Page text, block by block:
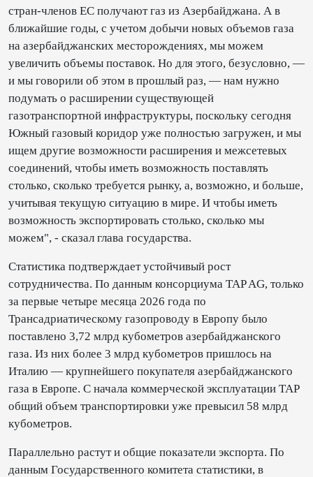
стран-членов ЕС получают газ из Азербайджана. А в
ближайшие годы, с учетом добычи новых объемов газа
на азербайджанских месторождениях, мы можем
увеличить объемы поставок. Но для этого, безусловно, —
и мы говорили об этом в прошлый раз, — нам нужно
подумать о расширении существующей
газотранспортной инфраструктуры, поскольку сегодня
Южный газовый коридор уже полностью загружен, и мы
ищем другие возможности расширения и межсетевых
соединений, чтобы иметь возможность поставлять
столько, сколько требуется рынку, а, возможно, и больше,
учитывая текущую ситуацию в мире. И чтобы иметь
возможность экспортировать столько, сколько мы
можем", - сказал глава государства.
Статистика подтверждает устойчивый рост
сотрудничества. По данным консорциума TAP AG, только
за первые четыре месяца 2026 года по
Трансадриатическому газопроводу в Европу было
поставлено 3,72 млрд кубометров азербайджанского
газа. Из них более 3 млрд кубометров пришлось на
Италию — крупнейшего покупателя азербайджанского
газа в Европе. С начала коммерческой эксплуатации TAP
общий объем транспортировки уже превысил 58 млрд
кубометров.
Параллельно растут и общие показатели экспорта. По
данным Государственного комитета статистики, в